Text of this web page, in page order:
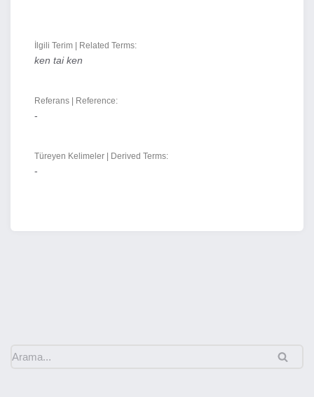
İlgili Terim | Related Terms:
ken tai ken
Referans | Reference:
-
Türeyen Kelimeler | Derived Terms:
-